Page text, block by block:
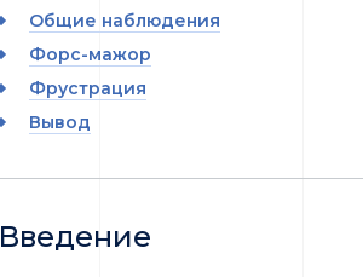
Общие наблюдения
Форс-мажор
Фрустрация
Вывод
Введение